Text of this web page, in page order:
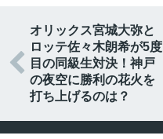

オリックス宮城大弥と
ロッテ佐々木朗希が5度
目の同級生対決！神戸
の夜空に勝利の花火を
打ち上げるのは？